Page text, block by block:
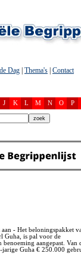
Dag Thema's Contact
J K L M N O P
- Het beloningspakket
Guha, is pal voor de
aangepast. Van
Guha € 250.000